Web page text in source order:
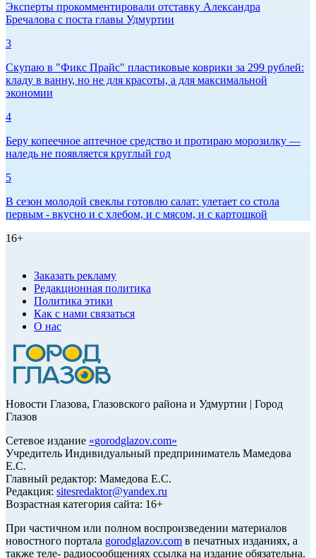
Эксперты прокомментировали отставку Александра
Бречалова с поста главы Удмуртии
3
Скупаю в "Фикс Прайс" пластиковые коврики за 299 рублей:
кладу в ванну, но не для красоты, а для максимальной
экономии
4
Беру копеечное аптечное средство и протираю морозилку —
наледь не появляется круглый год
5
В сезон молодой свеклы готовлю салат: улетает со стола
первым - вкусно и с хлебом, и с мясом, и с картошкой
16+
Заказать рекламу
Редакционная политика
Политика этики
Как с нами связаться
О нас
Новости Глазова, Глазовского района и Удмуртии | Город
Глазов
Сетевое издание «gorodglazov.com»
Учредитель Индивидуальный предприниматель Мамедова
Е.С.
Главный редактор: Мамедова Е.С.
Редакция: sitesredaktor@yandex.ru
Возрастная категория сайта: 16+
При частичном или полном воспроизведении материалов
новостного портала gorodglazov.com в печатных изданиях, а
также теле- радиосообщениях ссылка на издание обязательна.